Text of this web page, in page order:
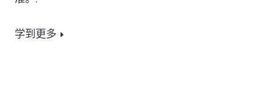
学到更多